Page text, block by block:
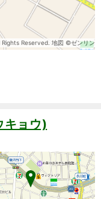
Reserved. 地図 ©ゼンリン
キョウ)